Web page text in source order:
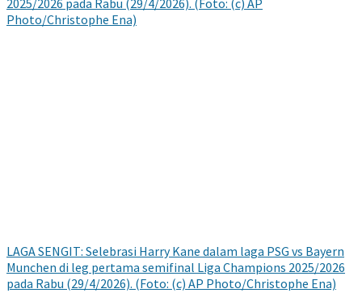
LAGA SENGIT: Selebrasi Harry Kane dalam laga PSG vs Bayern
Munchen di leg pertama semifinal Liga Champions 2025/2026
pada Rabu (29/4/2026). (Foto: (c) AP Photo/Christophe Ena)